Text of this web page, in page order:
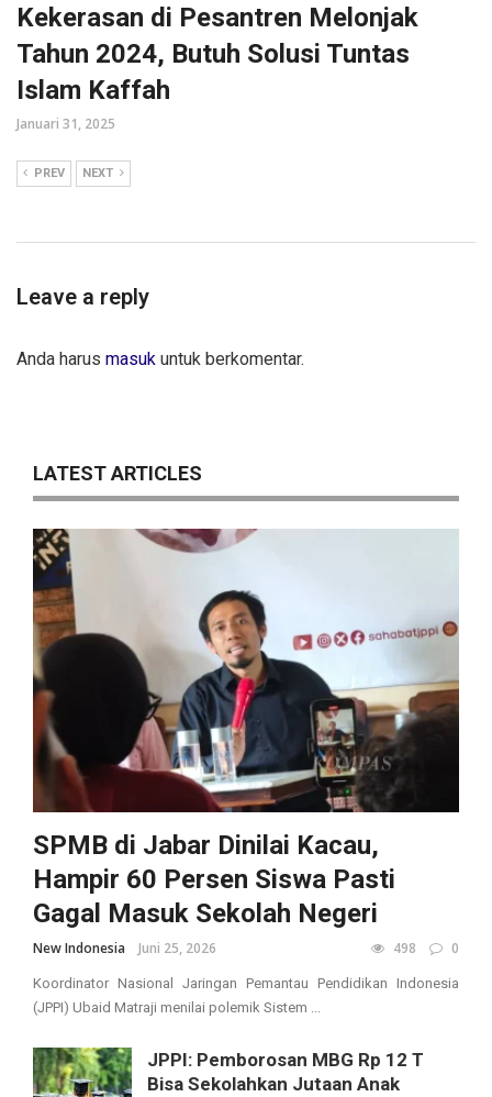
Kekerasan di Pesantren Melonjak
Tahun 2024, Butuh Solusi Tuntas
Islam Kaffah
Januari 31, 2025
PREV NEXT
Leave a reply
Anda harus masuk untuk berkomentar.
LATEST ARTICLES
SPMB di Jabar Dinilai Kacau,
Hampir 60 Persen Siswa Pasti
Gagal Masuk Sekolah Negeri
New Indonesia Juni 25, 2026 498 0
Koordinator Nasional Jaringan Pemantau Pendidikan Indonesia
(JPPI) Ubaid Matraji menilai polemik Sistem ...
JPPI: Pemborosan MBG Rp 12 T
Bisa Sekolahkan Jutaan Anak